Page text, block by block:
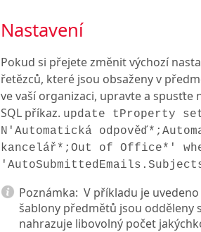
Nastavení
Pokud si přejete změnit výchozí
řetězců, které jsou obsaženy v
ve vaší organizaci, upravte a spusťte
SQL příkaz. update tProperty
N'Automatická
kancelář*;Out of Office*'
Poznámka: V příkladu je
šablony předmětů jsou odděleny
nahrazuje libovolný počet